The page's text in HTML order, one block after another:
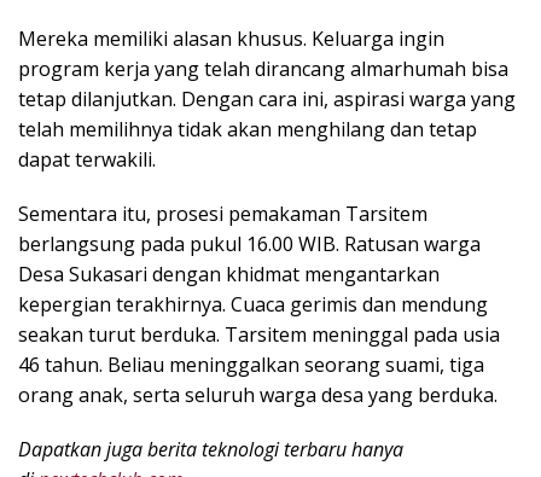
Mereka memiliki alasan khusus. Keluarga ingin
program kerja yang telah dirancang almarhumah bisa
tetap dilanjutkan. Dengan cara ini, aspirasi warga yang
telah memilihnya tidak akan menghilang dan tetap
dapat terwakili.
Sementara itu, prosesi pemakaman Tarsitem
berlangsung pada pukul 16.00 WIB. Ratusan warga
Desa Sukasari dengan khidmat mengantarkan
kepergian terakhirnya. Cuaca gerimis dan mendung
seakan turut berduka. Tarsitem meninggal pada usia
46 tahun. Beliau meninggalkan seorang suami, tiga
orang anak, serta seluruh warga desa yang berduka.
Dapatkan juga berita teknologi terbaru hanya